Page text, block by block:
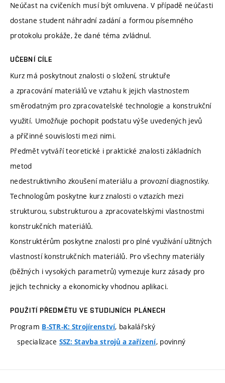
Neúčast na cvičeních musí být omluvena. V případě neúčasti
dostane student náhradní zadání a formou písemného
protokolu prokáže, že dané téma zvládnul.
UČEBNÍ CÍLE
Kurz má poskytnout znalosti o složení, struktuře
a zpracování materiálů ve vztahu k jejich vlastnostem
směrodatným pro zpracovatelské technologie a konstrukční
využití. Umožňuje pochopit podstatu výše uvedených jevů
a příčinné souvislosti mezi nimi.
Předmět vytváří teoretické i praktické znalosti základních
metod
nedestruktivního zkoušení materiálu a provozní diagnostiky.
Technologům poskytne kurz znalosti o vztazích mezi
strukturou, substrukturou a zpracovatelskými vlastnostmi
konstrukčních materiálů.
Konstruktérům poskytne znalosti pro plné využívání užitných
vlastností konstrukčních materiálů. Pro všechny materiály
(běžných i vysokých parametrů) vymezuje kurz zásady pro
jejich technicky a ekonomicky vhodnou aplikaci.
POUŽITÍ PŘEDMĚTU VE STUDIJNÍCH PLÁNECH
Program B-STR-K: Strojírenství, bakalářský
specializace SSZ: Stavba strojů a zařízení, povinný